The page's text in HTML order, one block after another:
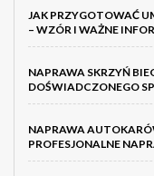
JAK PRZYGOTOWAĆ
– WZÓR I WAŻNE
NAPRAWA SKRZYŃ
DOŚWIADCZONEGO
NAPRAWA
PROFESJONALNE